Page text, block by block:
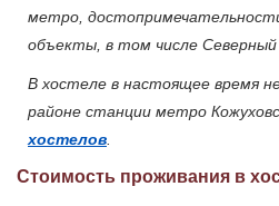
метро,
объекты, в том числе
В хостеле в настоящее время
районе станции метро
хостелов.
Стоимость проживания в